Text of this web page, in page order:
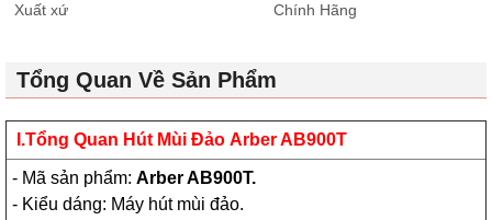
Xuất xứ Chính Hãng
Tổng Quan Về Sản Phẩm
I.Tổng Quan Hút Mùi Đảo Arber AB900T
- Mã sản phẩm: Arber AB900T.
- Kiểu dáng: Máy hút mùi đảo.